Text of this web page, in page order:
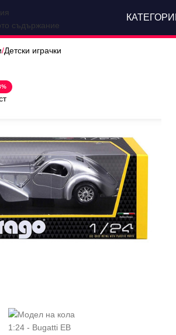
съдържание
/Детски играчки